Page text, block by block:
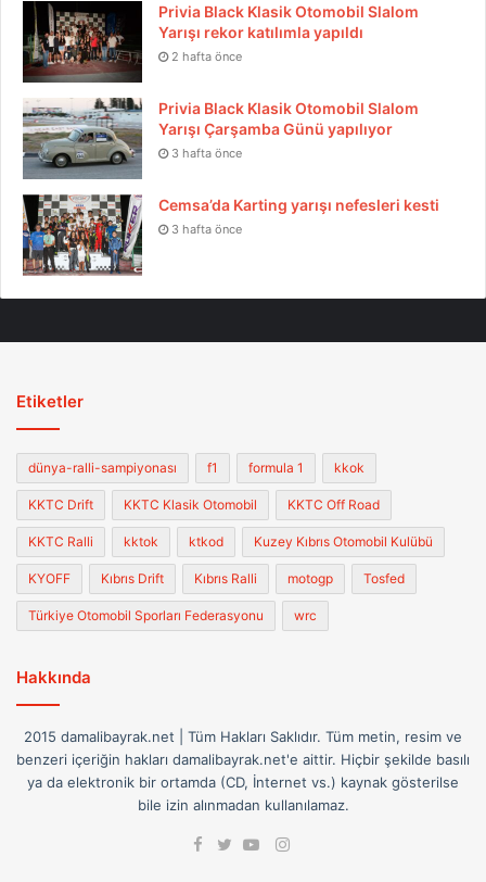
Privia Black Klasik Otomobil Slalom
Yarışı rekor katılımla yapıldı
2 hafta önce
Privia Black Klasik Otomobil Slalom
Yarışı Çarşamba Günü yapılıyor
3 hafta önce
Cemsa’da Karting yarışı nefesleri kesti
3 hafta önce
Etiketler
dünya-ralli-sampiyonası f1 formula 1 kkok
KKTC Drift KKTC Klasik Otomobil KKTC Off Road
KKTC Ralli kktok ktkod Kuzey Kıbrıs Otomobil Kulübü
KYOFF Kıbrıs Drift Kıbrıs Ralli motogp Tosfed
Türkiye Otomobil Sporları Federasyonu wrc
Hakkında
2015 damalibayrak.net | Tüm Hakları Saklıdır. Tüm metin, resim ve
benzeri içeriğin hakları damalibayrak.net'e aittir. Hiçbir şekilde basılı
ya da elektronik bir ortamda (CD, İnternet vs.) kaynak gösterilse
bile izin alınmadan kullanılamaz.
FacebookInstagram